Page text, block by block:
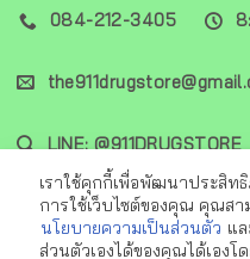
084-212-3405
LINE: @911DRUGSTORE
เราใช้คุกกี้เพื่อพัฒนาประสิ
การใช้เว็บไซต์ของคุณ คุณส
นโยบายความเป็นส่วนตัว แ
ส่วนตัวเองได้ของคุณได้เองโ